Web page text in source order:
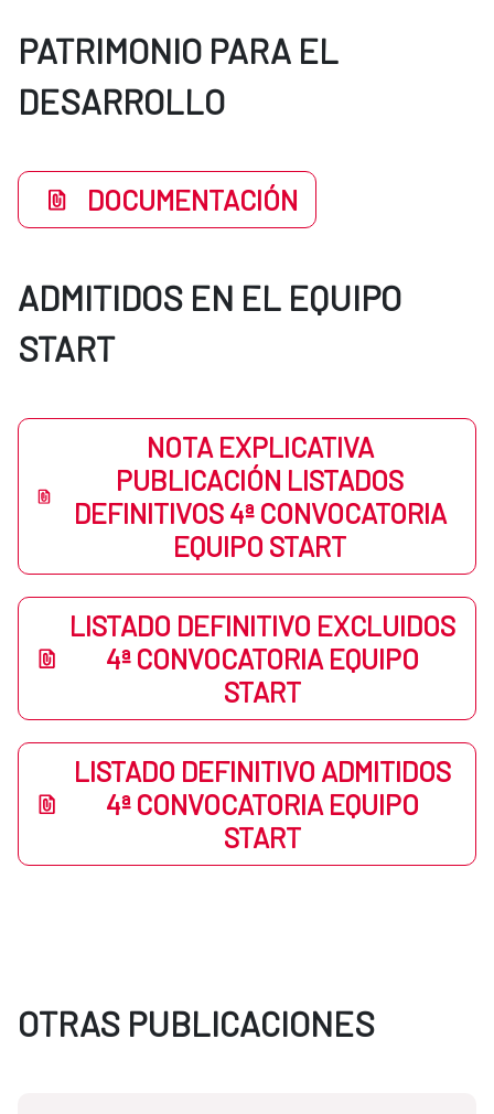
PATRIMONIO PARA EL
DESARROLLO
DOCUMENTACIÓN
ADMITIDOS EN EL EQUIPO
START
NOTA EXPLICATIVA
PUBLICACIÓN LISTADOS
DEFINITIVOS 4ª CONVOCATORIA
EQUIPO START
LISTADO DEFINITIVO EXCLUIDOS
4ª CONVOCATORIA EQUIPO
START
LISTADO DEFINITIVO ADMITIDOS
4ª CONVOCATORIA EQUIPO
START
OTRAS PUBLICACIONES